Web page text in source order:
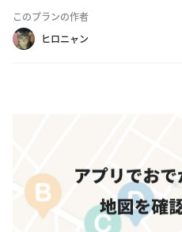
このプランの作者
ヒロニャン